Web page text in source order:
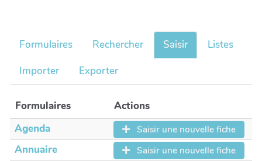
Formulaires Rechercher Saisir
Listes
Importer
Exporter
Formulaires
Actions
Agenda
Saisir une nouvelle fiche
Annuaire Saisir une nouvelle fiche